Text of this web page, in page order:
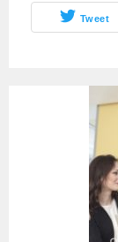
Tweet